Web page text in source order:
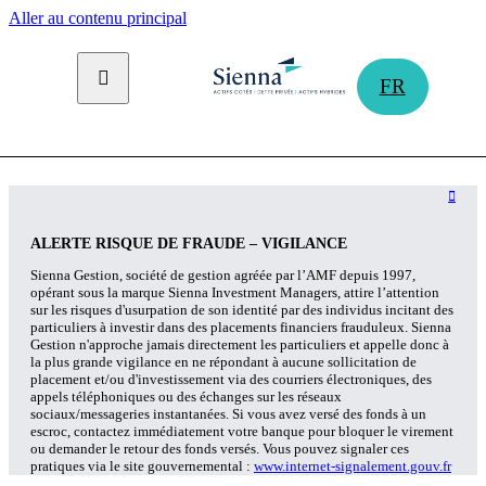
Panneau de gestion des cookies
Aller au contenu principal
FR
ALERTE RISQUE DE FRAUDE – VIGILANCE
Sienna Gestion, société de gestion agréée par l’AMF depuis 1997,
opérant sous la marque Sienna Investment Managers, attire l’attention
sur les risques d'usurpation de son identité par des individus incitant des
particuliers à investir dans des placements financiers frauduleux. Sienna
Gestion n'approche jamais directement les particuliers et appelle donc à
la plus grande vigilance en ne répondant à aucune sollicitation de
placement et/ou d'investissement via des courriers électroniques, des
appels téléphoniques ou des échanges sur les réseaux
sociaux/messageries instantanées. Si vous avez versé des fonds à un
escroc, contactez immédiatement votre banque pour bloquer le virement
ou demander le retour des fonds versés. Vous pouvez signaler ces
pratiques via le site gouvernemental : www.internet-signalement.gouv.fr